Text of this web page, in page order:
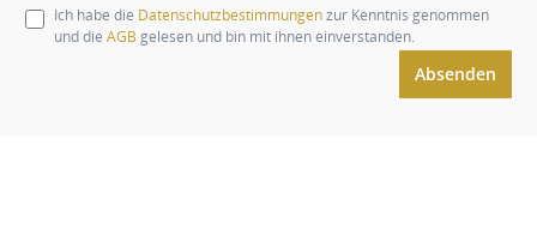
Ich habe die Datenschutzbestimmungenzur Kenntnis genommen
und die AGB gelesen und bin mit ihnen einverstanden.
Absenden